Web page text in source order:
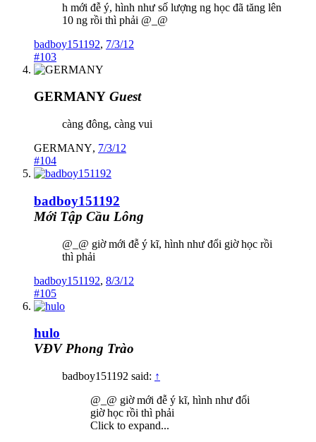
h mới đễ ý, hình như số lượng ng học đã tăng lên
10 ng rồi thì phải @_@
badboy151192, 7/3/12
#103
GERMANY Guest
càng đông, càng vui
GERMANY, 7/3/12
#104
badboy151192
Mới Tập Cầu Lông
@_@ giờ mới đễ ý kĩ, hình như đổi giờ học rồi
thì phải
badboy151192, 8/3/12
#105
hulo
VĐV Phong Trào
badboy151192 said: ↑
@_@ giờ mới đễ ý kĩ, hình như đổi
giờ học rồi thì phải
Click to expand...